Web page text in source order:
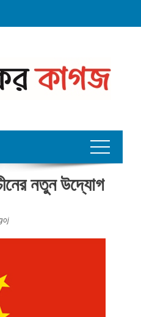
নতুন উদ্যোগ